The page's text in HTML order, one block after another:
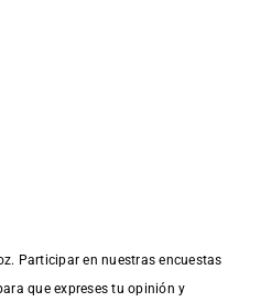
Participar en nuestras encuestas
que expreses tu opinión y